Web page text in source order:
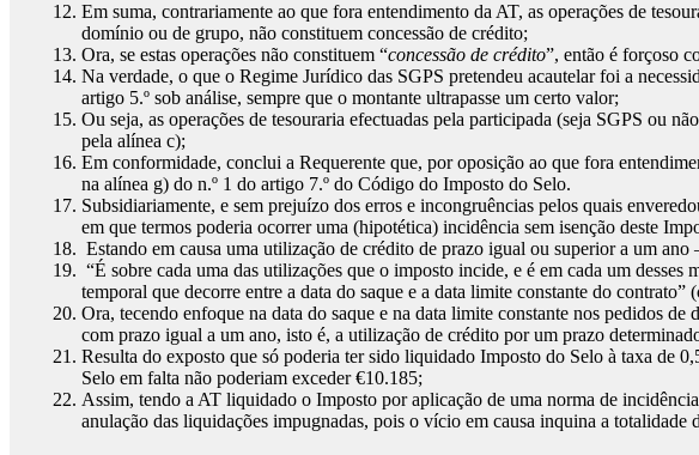
Em suma, contrariamente ao que fora entendimento da AT, as operações de
domínio ou de grupo, não constituem concessão de crédito;
Ora, se estas operações não constituem “concessão de crédito”, então é forçoso
Na verdade, o que o Regime Jurídico das SGPS pretendeu acautelar foi a
artigo 5.º sob análise, sempre que o montante ultrapasse um certo valor;
Ou seja, as operações de tesouraria efectuadas pela participada (seja SGPS ou
pela alínea c);
Em conformidade, conclui a Requerente que, por oposição ao que fora
na alínea g) do n.º 1 do artigo 7.º do Código do Imposto do Selo.
Subsidiariamente, e sem prejuízo dos erros e incongruências pelos quais
em que termos poderia ocorrer uma (hipotética) incidência sem isenção deste
Estando em causa uma utilização de crédito de prazo igual ou superior a um
“É sobre cada uma das utilizações que o imposto incide, e é em cada um
temporal que decorre entre a data do saque e a data limite constante do
Ora, tecendo enfoque na data do saque e na data limite constante nos pedidos
com prazo igual a um ano, isto é, a utilização de crédito por um prazo
Resulta do exposto que só poderia ter sido liquidado Imposto do Selo à taxa de
Selo em falta não poderiam exceder €10.185;
Assim, tendo a AT liquidado o Imposto por aplicação de uma norma de
anulação das liquidações impugnadas, pois o vício em causa inquina a totalidade